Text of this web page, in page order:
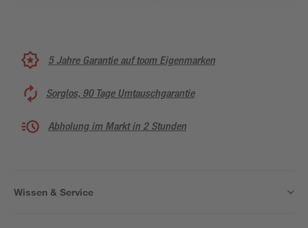
5 Jahre Garantie auf toom Eigenmarken
Sorglos, 90 Tage Umtauschgarantie
Abholung im Markt in 2 Stunden
Wissen & Service